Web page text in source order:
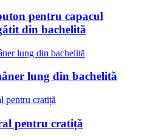
pentru capacul
din bachelită
lung din bachelită
pentru cratiță